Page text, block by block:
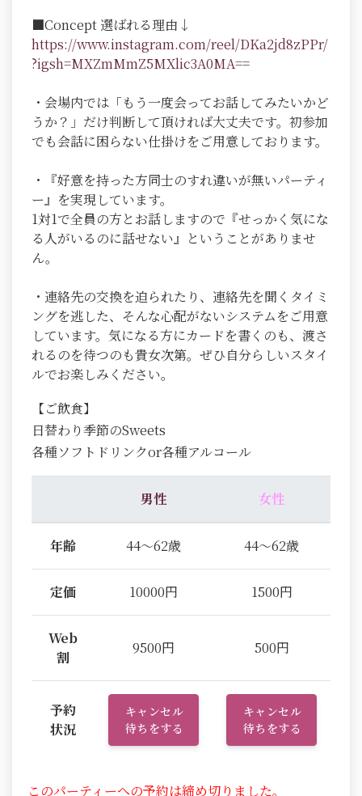
■Concept 選ばれる理由↓
https://www.instagram.com/reel/DKa2jd8zPPr/
?igsh=MXZmMmZ5MXlic3A0MA==
・会場内では「もう一度会ってお話してみたいかど
うか？」だけ判断して頂ければ大丈夫です。初参加
でも会話に困らない仕掛けをご用意しております。
・『好意を持った方同士のすれ違いが無いパーティ
ー』を実現しています。
1対1で全員の方とお話しますので『せっかく気にな
る人がいるのに話せない』ということがありませ
ん。
・連絡先の交換を迫られたり、連絡先を聞くタイミ
ングを逃した、そんな心配がないシステムをご用意
しています。気になる方にカードを書くのも、渡さ
れるのを待つのも貴女次第。ぜひ自分らしいスタイ
ルでお楽しみください。
【ご飲食】
日替わり季節のSweets
各種ソフトドリンクor各種アルコール
男性 女性
年齢 44～62歳 44～62歳
定価 10000円 1500円
Web
割
9500円 500円
予約
状況
キャンセル
待ちをする
キャンセル
待ちをする
このパーティーへの予約は締め切りました。